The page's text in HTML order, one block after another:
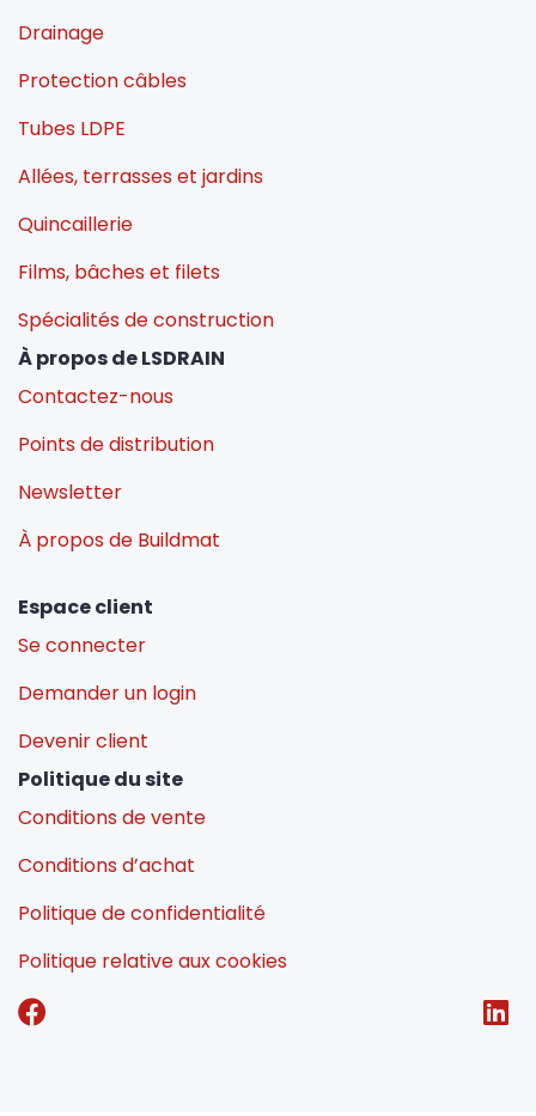
Drainage
Protection câbles
Tubes LDPE
Allées, terrasses et jardins
Quincaillerie
Films, bâches et filets
Spécialités de construction
À propos de LSDRAIN
Contactez-nous
Points de distribution
Newsletter
À propos de Buildmat
Espace client
Se connecter
Demander un login
Devenir client
Politique du site
Conditions de vente
Conditions d’achat
Politique de confidentialité
Politique relative aux cookies